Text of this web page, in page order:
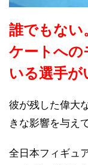
誰でもない
ケートへの
いる選手が
彼が残した偉大
きな影響を与え
全日本フィギュ